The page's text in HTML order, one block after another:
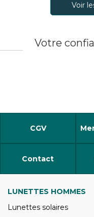
Voir
Votre
CGV
Contact
LUNETTES HOMMES
Lunettes solaires